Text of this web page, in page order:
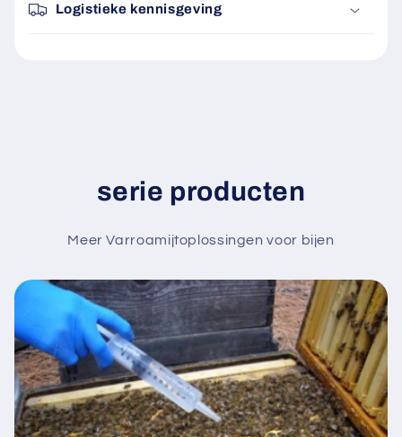
Logistieke kennisgeving
serie producten
Meer Varroamijtoplossingen voor bijen